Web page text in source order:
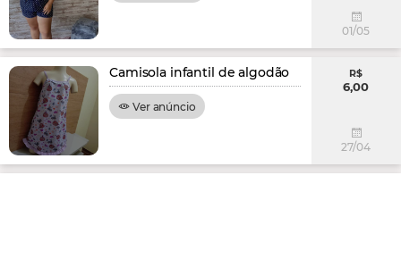
01/05
Camisola infantil de algodão
Ver anúncio
R$
6,00
27/04